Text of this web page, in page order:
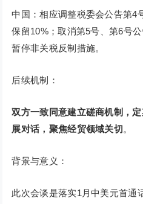
中国：相应调整税委会公告第4
保留10%；取消第5号、第6号
暂停非关税反制措施。
后续机制：
双方一致同意建立磋商机制，
展对话，聚焦经贸领域关切。
背景与意义：
此次会谈是落实1月中美元首通